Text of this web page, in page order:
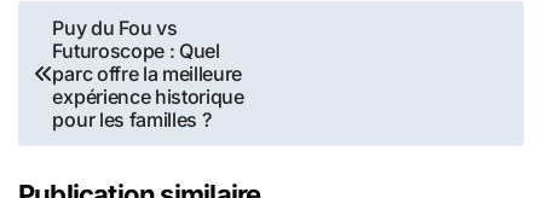
Navigation
de
l’article
Puy du Fou vs
Futuroscope : Quel
parc offre la meilleure
expérience historique
pour les familles ?